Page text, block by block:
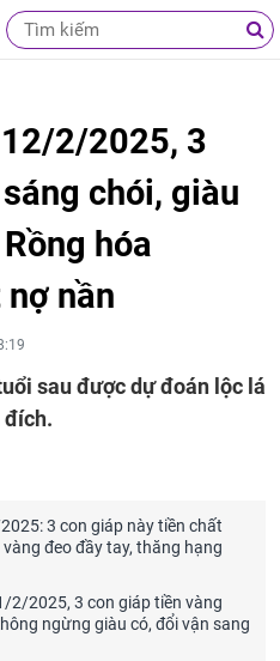
2/2025, 3
chói, giàu
hóa
nần
sau được dự đoán lộc lá
đích.
3 con giáp này tiền chất
đeo đầy tay, thăng hạng
2/2025, 3 con giáp tiền vàng
ngừng giàu có, đổi vận sang